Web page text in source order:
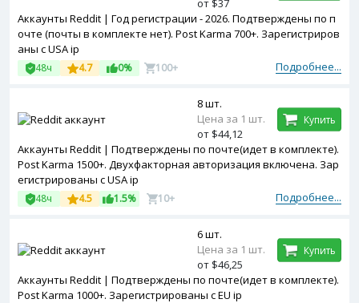
Аккаунты Reddit | Год регистрации - 2026. Подтверждены по п
очте (почты в комплекте нет). Post Karma 700+. Зарегистриров
аны с USA ip
Подробнее...
48ч 4.7 0% 100+
от $37
Аккаунты Reddit | Подтверждены по почте(идет в комплекте).
Post Karma 1500+. Двухфакторная авторизация включена. Зар
егистрированы с USA ip
Подробнее...
48ч 4.5 1.5% 10+
8 шт.
Цена за 1 шт.
от $44,12
Купить
Аккаунты Reddit | Подтверждены по почте(идет в комплекте).
Post Karma 1000+. Зарегистрированы с EU ip
6 шт.
Цена за 1 шт.
от $46,25
Купить